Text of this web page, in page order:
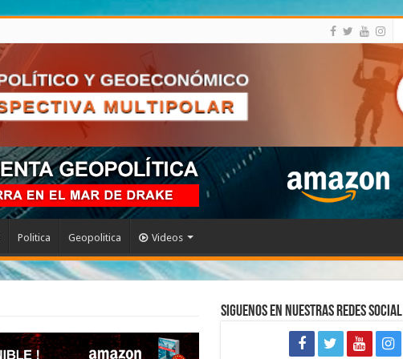
Politica Geopolitica Videos
Siguenos en Nuestras Redes Social